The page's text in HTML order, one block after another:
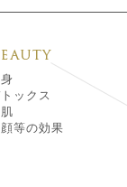
ックス
等の効果